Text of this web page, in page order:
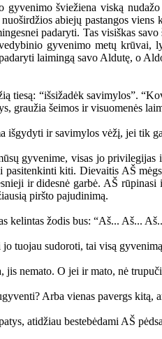
šviežiena viską nudažo
abiejų pastangos
padaryti. Tas visiškas
gyvenimo metų
laimingą savo Aldutę, o
“išsižadėk savimylos”.
graužia šeimos ir visuomenės
ir savimylos vėžį, jei tik
visas jo privilegijas ir
pasitenkinti kiti. Dievaitis AŠ
ir didesnė garbė. AŠ
piršto pajudinimą.
žodis bus: “Aš... Aš...
tuojau sudoroti, tai visą
nemato. O jei ir mato, nė
Arba vienas pavergs kitą,
atidžiau bestebėdami AŠ